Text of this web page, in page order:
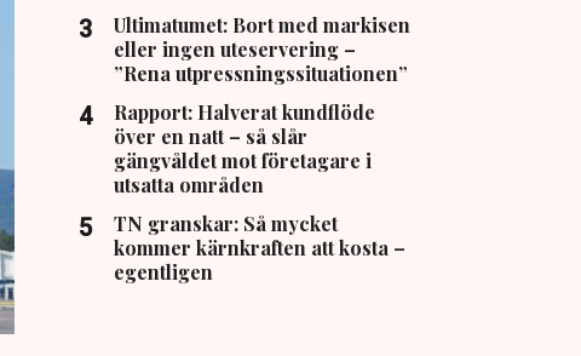
Ultimatumet: Bort med markisen
eller ingen uteservering –
”Rena utpressningssituationen”
Rapport: Halverat kundflöde
över en natt – så slår
gängvåldet mot företagare i
utsatta områden
TN granskar: Så mycket
kommer kärnkraften att kosta –
egentligen